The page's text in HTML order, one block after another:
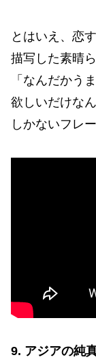
とはいえ、恋
描写した素晴
「なんだかう
欲しいだけな
しかないフレ
9. アジアの純